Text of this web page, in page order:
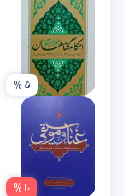
۵ %
۱۰ %